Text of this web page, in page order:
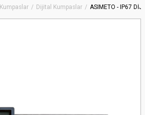
Kumpaslar Dijital Kumpaslar ASIMETO - IP67